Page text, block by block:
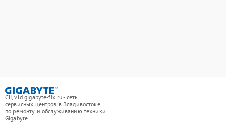
СЦ vld.gigabyte-fix.ru - сеть
сервисных центров в Владивостоке
по ремонту и обслуживанию техники
Gigabyte